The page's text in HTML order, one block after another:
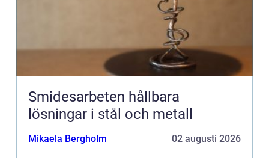
Smidesarbeten hållbara
lösningar i stål och metall
Mikaela Bergholm 02 augusti 2026